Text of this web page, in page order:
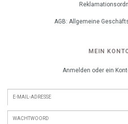
AGB: Allgemeine
MEIN
Anmelden oder ein